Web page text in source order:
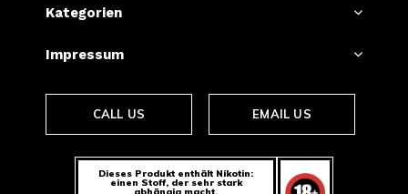
Kategorien
Impressum
CALL US EMAIL US
Dieses Produkt enthält Nikotin:
einen Stoff, der sehr stark